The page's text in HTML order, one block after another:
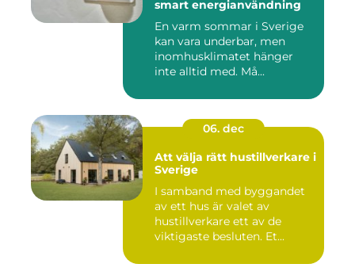
smart energianvändning
En varm sommar i Sverige
kan vara underbar, men
inomhusklimatet hänger
inte alltid med. Må...
06. dec
Att välja rätt hustillverkare i
Sverige
I samband med byggandet
av ett hus är valet av
hustillverkare ett av de
viktigaste besluten. Et...